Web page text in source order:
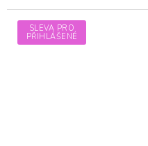
z
hvězdiček.
SLEVA PRO
PŘIHLÁŠENÉ